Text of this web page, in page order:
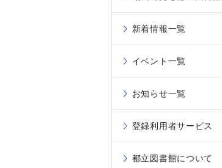
新着情報一覧
イベント一覧
お知らせ一覧
登録利用者サービス
都立図書館について